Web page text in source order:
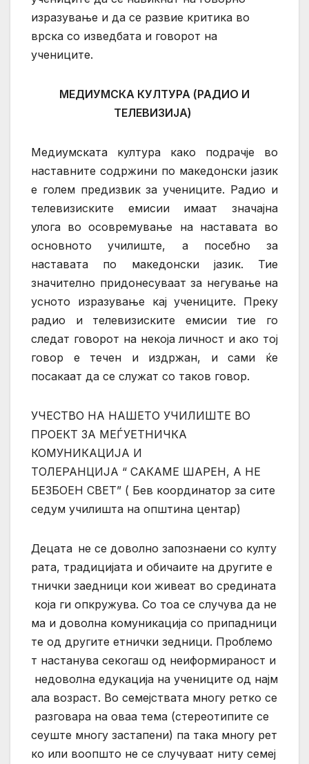
изразување и да се развие критика во
врска со изведбата и говорот на
учениците.
МЕДИУМСКА КУЛТУРА (РАДИО И
ТЕЛЕВИЗИЈА)
Медиумската култура како подрачје во
наставните содржини по македонски јазик
е голем предизвик за учениците. Радио и
телевизиските емисии имаат значајна
улога во осовремување на наставата во
основното училиште, а посебно за
наставата по македонски јазик. Тие
значително придонесуваат за негување на
усното изразување кај учениците. Преку
радио и телевизиските емисии тие го
следат говорот на некоја личност и ако тој
говор е течен и издржан, и сами ќе
посакаат да се служат со таков говор.
УЧЕСТВО НА НАШЕТО УЧИЛИШТЕ ВО
ПРОЕКТ ЗА МЕЃУЕТНИЧКА
КОМУНИКАЦИЈА И
ТОЛЕРАНЦИЈА “ САКАМЕ ШАРЕН, А НЕ
БЕЗБОЕН СВЕТ” ( Бев координатор за сите
седум училишта на општина центар)
Децата не се доволно запознаени со култу
рата, традицијата и обичаите на другите е
тнички заедници кои живеат во средината
која ги опкружува. Со тоа се случува да не
ма и доволна комуникација со припадници
те од другите етнички зедници. Проблемо
т настанува секогаш од неиформираност и
недоволна едукација на учениците од најм
ала возраст. Во семејствата многу ретко се
разговара на оваа тема (стереотипите се
сеуште многу застапени) па така многу рет
ко или воопшто не се случуваат ниту семеј